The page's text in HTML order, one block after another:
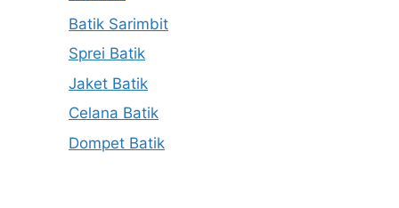
Batik Sarimbit
Sprei Batik
Jaket Batik
Celana Batik
Dompet Batik